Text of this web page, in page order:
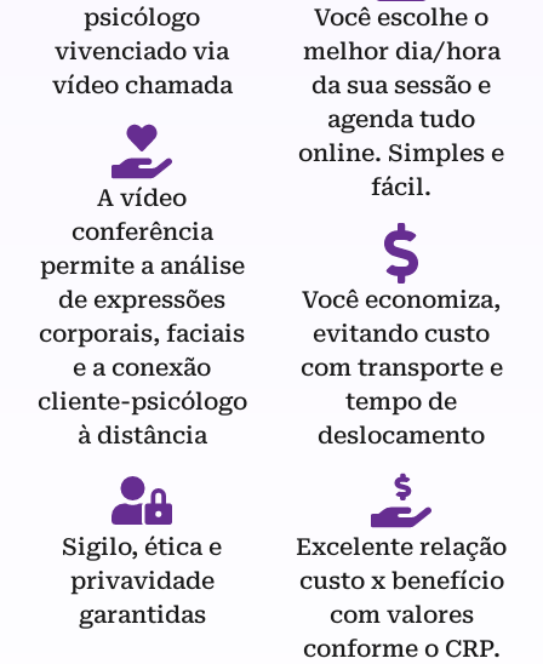
psicólogo
vivenciado via
vídeo chamada
A vídeo
conferência
permite a análise
de expressões
corporais, faciais
e a conexão
cliente-psicólogo
à distância
Sigilo, ética e
privavidade
garantidas
Você escolhe o
melhor dia/hora
da sua sessão e
agenda tudo
online. Simples e
fácil.
Você economiza,
evitando custo
com transporte e
tempo de
deslocamento
Excelente relação
custo x benefício
com valores
conforme o CRP.